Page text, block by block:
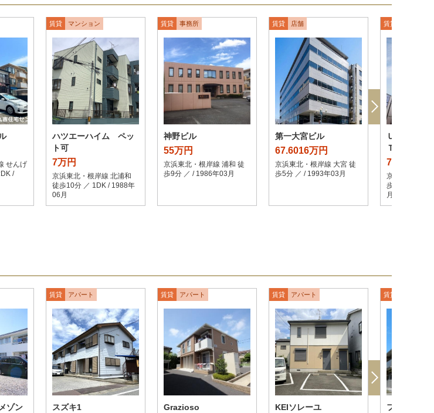
せんげ
/
賃貸 マンション
ハツエーハイム ペッ
ト可
7万円
京浜東北・根岸線 北浦和
徒歩10分 ／ 1DK / 1988年
06月
賃貸 事務所
神野ビル
55万円
京浜東北・根岸線 浦和 徒
歩9分 ／ / 1986年03月
賃貸 店舗
第一大宮ビル
67.6016万円
京浜東北・根岸線 大宮 徒
歩5分 ／ / 1993年03月
賃貸
ＵＲＡＷ
ＴＯＷＥＲ
78万円
京浜東北・根
歩3分 ／
月
ゾン
賃貸 アパート
スズキ1
賃貸 アパート
Grazioso
賃貸 アパート
KEIソレーユ
賃貸
フレイア